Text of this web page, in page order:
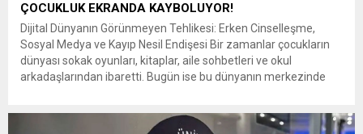
ÇOCUKLUK EKRANDA KAYBOLUYOR!
Dijital Dünyanın Görünmeyen Tehlikesi: Erken Cinselleşme,
Sosyal Medya ve Kayıp Nesil Endişesi Bir zamanlar çocukların
dünyası sokak oyunları, kitaplar, aile sohbetleri ve okul
arkadaşlarından ibaretti. Bugün ise bu dünyanın merkezinde
sayısız faydası bulunmasına rağmen, bilinçsiz...